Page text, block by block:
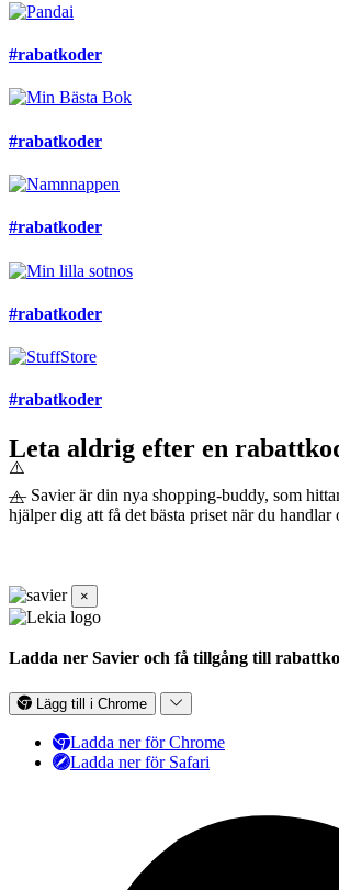
#rabatkoder
#rabatkoder
#rabatkoder
#rabatkoder
#rabatkoder
Leta aldrig efter en
— Savier är din nya shopping-buddy, som
hjälper dig att få det bästa priset när du handlar
×
Ladda ner Savier och få tillgång till
Lägg till i Chrome
Ladda ner för Chrome
Ladda ner för Safari